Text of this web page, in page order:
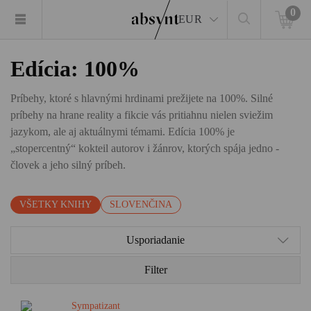
EUR
0
Edícia: 100%
Príbehy, ktoré s hlavnými hrdinami prežijete na 100%. Silné
príbehy na hrane reality a fikcie vás pritiahnu nielen sviežim
jazykom, ale aj aktuálnymi témami. Edícia 100% je
„stopercentný“ kokteil autorov i žánrov, ktorých spája jedno -
človek a jeho silný príbeh.
VŠETKY KNIHY SLOVENČINA
Usporiadanie
Filter